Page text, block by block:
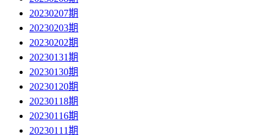
20230207期
20230203期
20230202期
20230131期
20230130期
20230120期
20230118期
20230116期
20230111期